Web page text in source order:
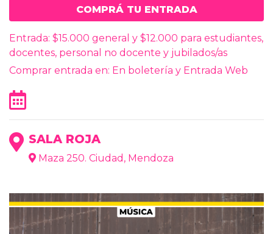
COMPRÁ TU ENTRADA
Entrada: $15.000 general y $12.000 para estudiantes,
docentes, personal no docente y jubilados/as
Comprar entrada en: En boletería y Entrada Web
SALA ROJA
Maza 250. Ciudad, Mendoza